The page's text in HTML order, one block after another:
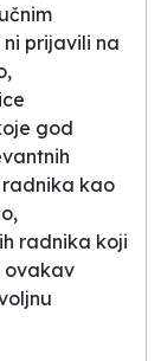
prijavili na
god
kao
radnika koji
ovakav